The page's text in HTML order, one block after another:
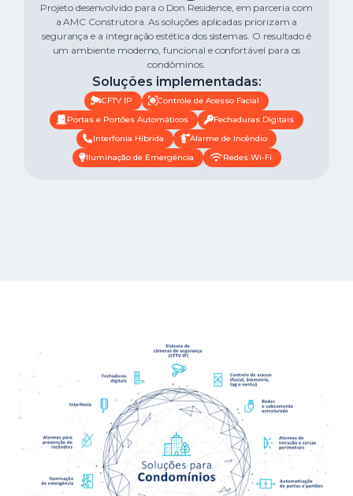
Projeto desenvolvido para o Don Residence, em parceria com
a AMC Construtora. As soluções aplicadas priorizam a
segurança e a integração estética dos sistemas. O resultado é
um ambiente moderno, funcional e confortável para os
condôminos.
Soluções implementadas:
CFTV IP
Controle de Acesso Facial
Portas e Portões Automáticos
Fechaduras Digitais
Interfonia Híbrida
Alarme de Incêndio
Iluminação de Emergência
Redes Wi-Fi